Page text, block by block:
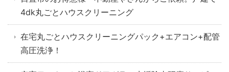
4dk丸ごとハウスクリーニング
在宅丸ごとハウスクリーニングパック+エアコン+配管
高圧洗浄！